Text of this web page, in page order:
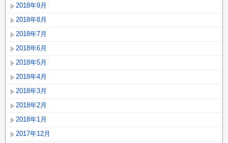
2018年9月
2018年8月
2018年7月
2018年6月
2018年5月
2018年4月
2018年3月
2018年2月
2018年1月
2017年12月